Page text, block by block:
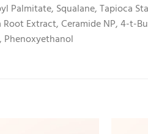
Palmitate, Squalane, Tapioca
Extract, Ceramide NP, 4-t-
Phenoxyethanol